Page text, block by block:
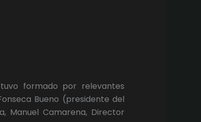
formado por relevantes
Bueno (presidente del
Manuel Camarena, Director